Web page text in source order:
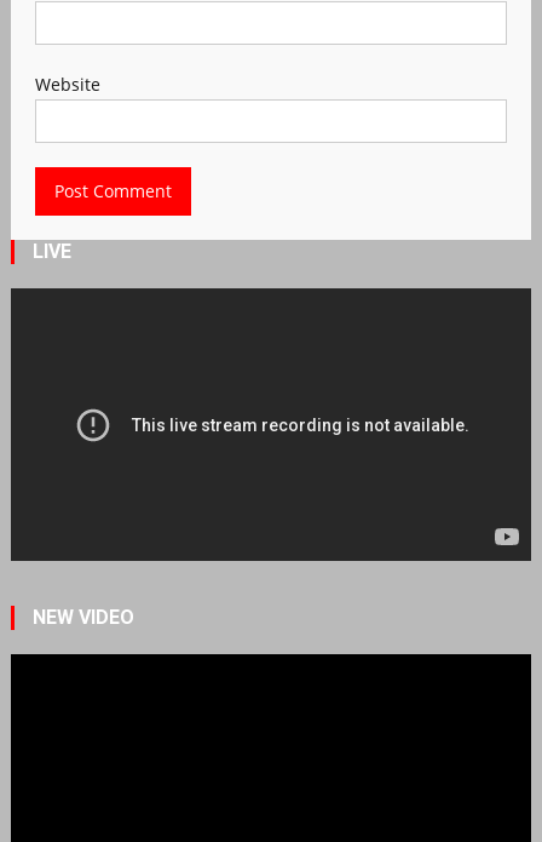
Website
LIVE
NEW VIDEO